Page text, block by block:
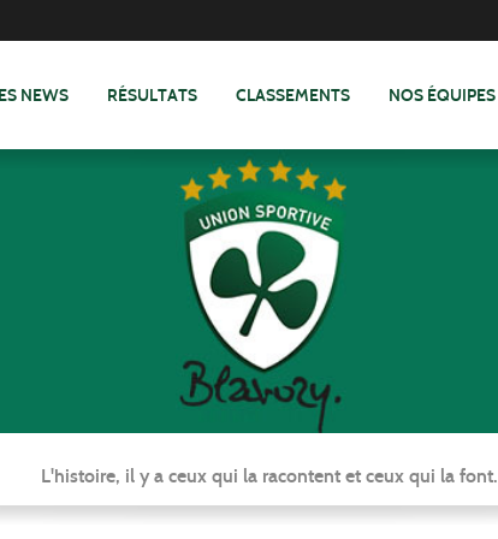
NEWS RÉSULTATS CLASSEMENTS NOS ÉQUIPES
L'histoire, il y a ceux qui la racontent et ceux qui la font.